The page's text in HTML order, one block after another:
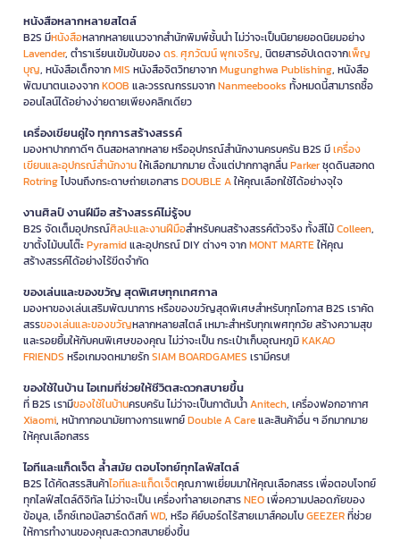
หนังสือหลากหลายสไตล์
B2S มีหนังสือหลากหลายแนวจากสำนักพิมพ์ชั้นนำ ไม่ว่าจะเป็นนิยายยอดนิยมอย่าง
Lavender, ตำราเรียนเข้มข้นของดร. ศุภวัฒน์ พุกเจริญ, นิตยสารอัปเดตจากเพ็ญ
บุญ, หนังสือเด็กจากMIS หนังสือจิตวิทยาจากMugunghwa Publishing, หนังสือ
พัฒนาตนเองจากKOOB และวรรณกรรมจากNanmeebooks ทั้งหมดนี้สามารถซื้อ
ออนไลน์ได้อย่างง่ายดายเพียงคลิกเดียว
เครื่องเขียนคู่ใจ ทุกการสร้างสรรค์
มองหาปากกาดีๆ ดินสอหลากหลาย หรืออุปกรณ์สำนักงานครบครัน B2S มีเครื่อง
เขียนและอุปกรณ์สำนักงานให้เลือกมากมาย ตั้งแต่ปากกาลูกลื่นParkerชุดดินสอกด
Rotringไปจนถึงกระดาษถ่ายเอกสารDOUBLE Aให้คุณเลือกใช้ได้อย่างจุใจ
งานศิลป์ งานฝีมือ สร้างสรรค์ไม่รู้จบ
B2S จัดเต็มอุปกรณ์ศิลปะและงานฝีมือสำหรับคนสร้างสรรค์ตัวจริง ทั้งสีไม้Colleen,
ขาตั้งไม้บนโต๊ะPyramidและอุปกรณ์ DIY ต่างๆ จากMONT MARTEให้คุณ
สร้างสรรค์ได้อย่างไร้ขีดจำกัด
ของเล่นและของขวัญ สุดพิเศษทุกเทศกาล
มองหาของเล่นเสริมพัฒนาการ หรือของขวัญสุดพิเศษสำหรับทุกโอกาส B2S เราคัด
สรรของเล่นและของขวัญหลากหลายสไตล์ เหมาะสำหรับทุกเพศทุกวัย สร้างความสุข
และรอยยิ้มให้กับคนพิเศษของคุณ ไม่ว่าจะเป็น กระเป๋าเก็บอุณหภูมิKAKAO
FRIENDS หรือเกมจดหมายรักSIAM BOARDGAMES เรามีครบ!
ของใช้ในบ้าน ไอเทมที่ช่วยให้ชีวิตสะดวกสบายขึ้น
ที่ B2S เรามีของใช้ในบ้านครบครัน ไม่ว่าจะเป็นกาต้มน้ำAnitech, เครื่องฟอกอากาศ
Xiaomi, หน้ากากอนามัยทางการแพทย์Double A Careและสินค้าอื่น ๆ อีกมากมาย
ให้คุณเลือกสรร
ไอทีและแก็ดเจ็ต ล้ำสมัย ตอบโจทย์ทุกไลฟ์สไตล์
B2S ได้คัดสรรสินค้าไอทีและแก็ดเจ็ตคุณภาพเยี่ยมมาให้คุณเลือกสรร เพื่อตอบโจทย์
ทุกไลฟ์สไตล์ดิจิทัล ไม่ว่าจะเป็น เครื่องทำลายเอกสารNEOเพื่อความปลอดภัยของ
ข้อมูล, เอ็กซ์เทอนัลฮาร์ดดิสก์WD, หรือ คีย์บอร์ดไร้สายเมาส์คอมโบGEEZERที่ช่วย
ให้การทำงานของคุณสะดวกสบายยิ่งขึ้น